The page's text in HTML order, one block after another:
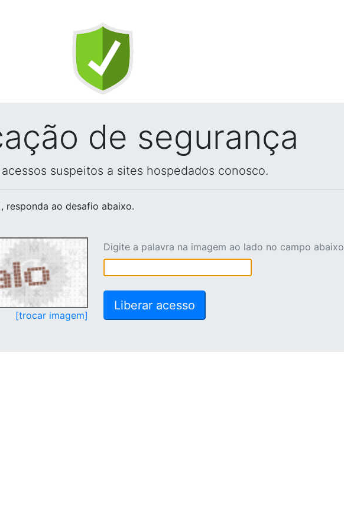
de segurança
suspeitos a sites hospedados conosco.
, responda ao desafio abaixo.
[trocar imagem]
Digite a palavra na imagem ao lado no campo abaixo